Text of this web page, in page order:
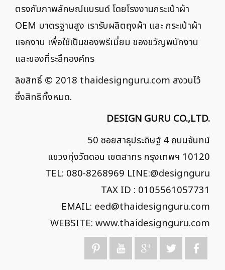
ตรงกับภาพลักษณ์แบรนด์ โดยโรงงานกระเป๋าผ้า
OEM มาตรฐานสูง เรารับผลิตถุงผ้า และ กระเป๋าผ้า
แจกงาน เพื่อใช้เป็นของพรีเมี่ยม ของขวัญพนักงาน
และของที่ระลึกองค์กร
ลิขสิทธิ์ © 2018 thaidesignguru.com สงวนไว้
ซึ่งสิทธิทั้งหมด.
DESIGN GURU CO.,LTD.
50 ซอยสาธุประดิษฐ์ 4 ถนนจันทน์
แขวงทุ่งวัดดอน เขตสาทร กรุงเทพฯ 10120
TEL: 080-8268969 LINE:@designguru
TAX ID : 0105561057731
EMAIL: eed@thaidesignguru.com
WEBSITE: www.thaidesignguru.com